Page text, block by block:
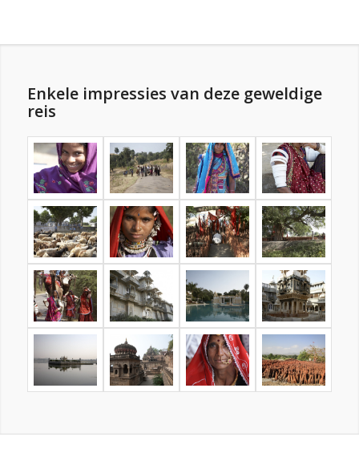
Enkele impressies van deze geweldige
reis